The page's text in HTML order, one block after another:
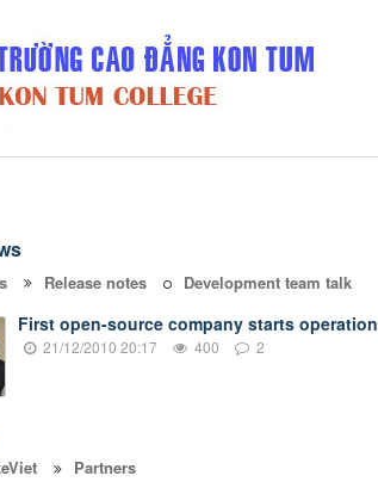
Release notes Development team talk
First open-source company starts operation
21/12/2010 20:17 400 2
Partners